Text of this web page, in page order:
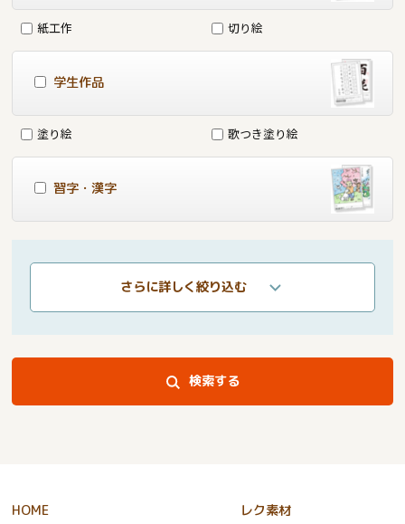
紙工作 切り絵
学生作品
塗り絵 歌つき塗り絵
習字・漢字
さらに詳しく絞り込む
検索する
HOME
レク素材